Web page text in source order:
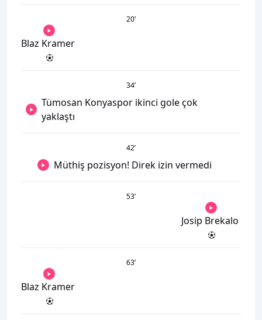
20’
Blaz Kramer
34’
Tümosan Konyaspor ikinci gole çok
yaklaştı
42’
Müthiş pozisyon! Direk izin vermedi
53’
Josip Brekalo
63’
Blaz Kramer